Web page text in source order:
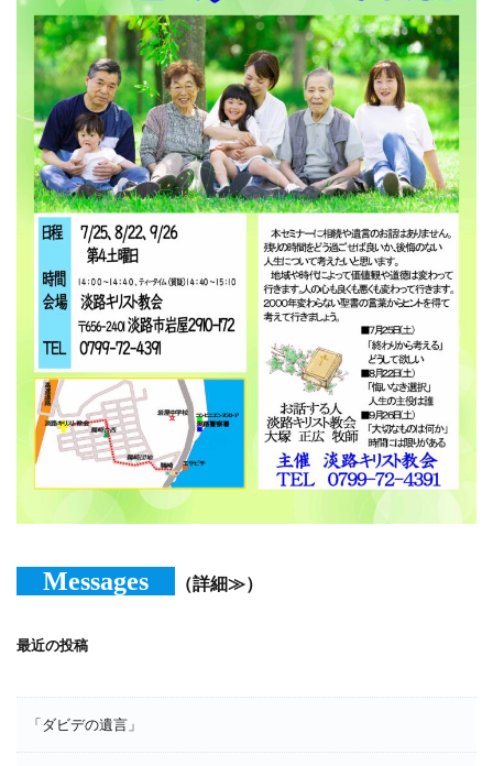
Messages （詳細≫）
最近の投稿
「ダビデの遺言」